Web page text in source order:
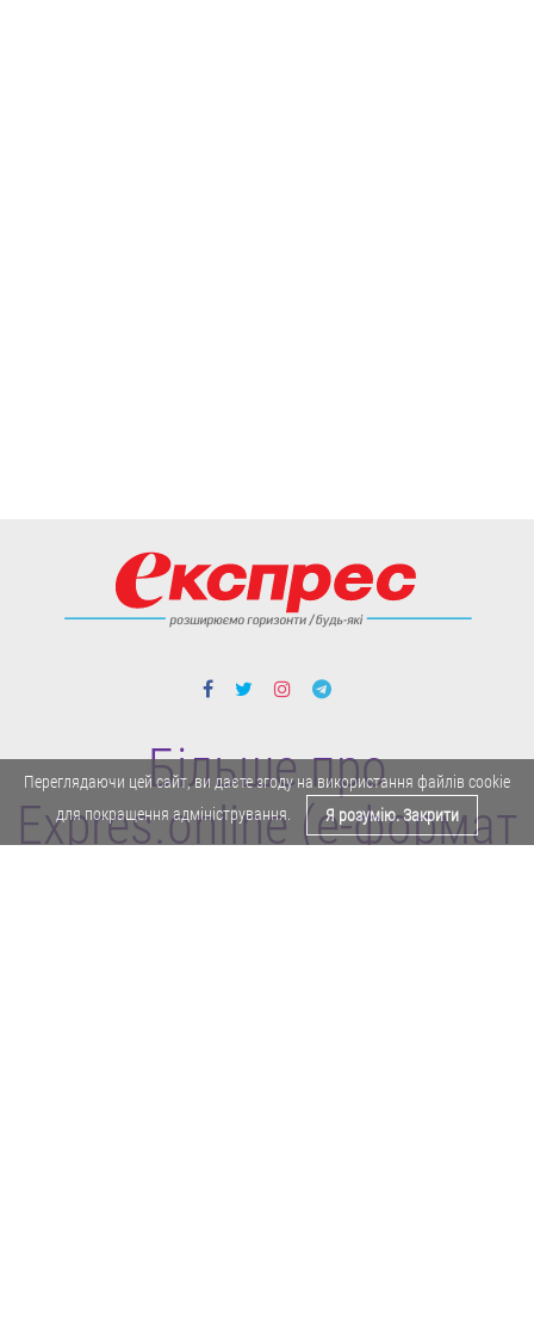
Більше про
Expres.online (e-формат
Переглядаючи цей сайт, ви даєте згоду на використання файлів cookie
для покращення адміністрування.
Я розумію. Закрити